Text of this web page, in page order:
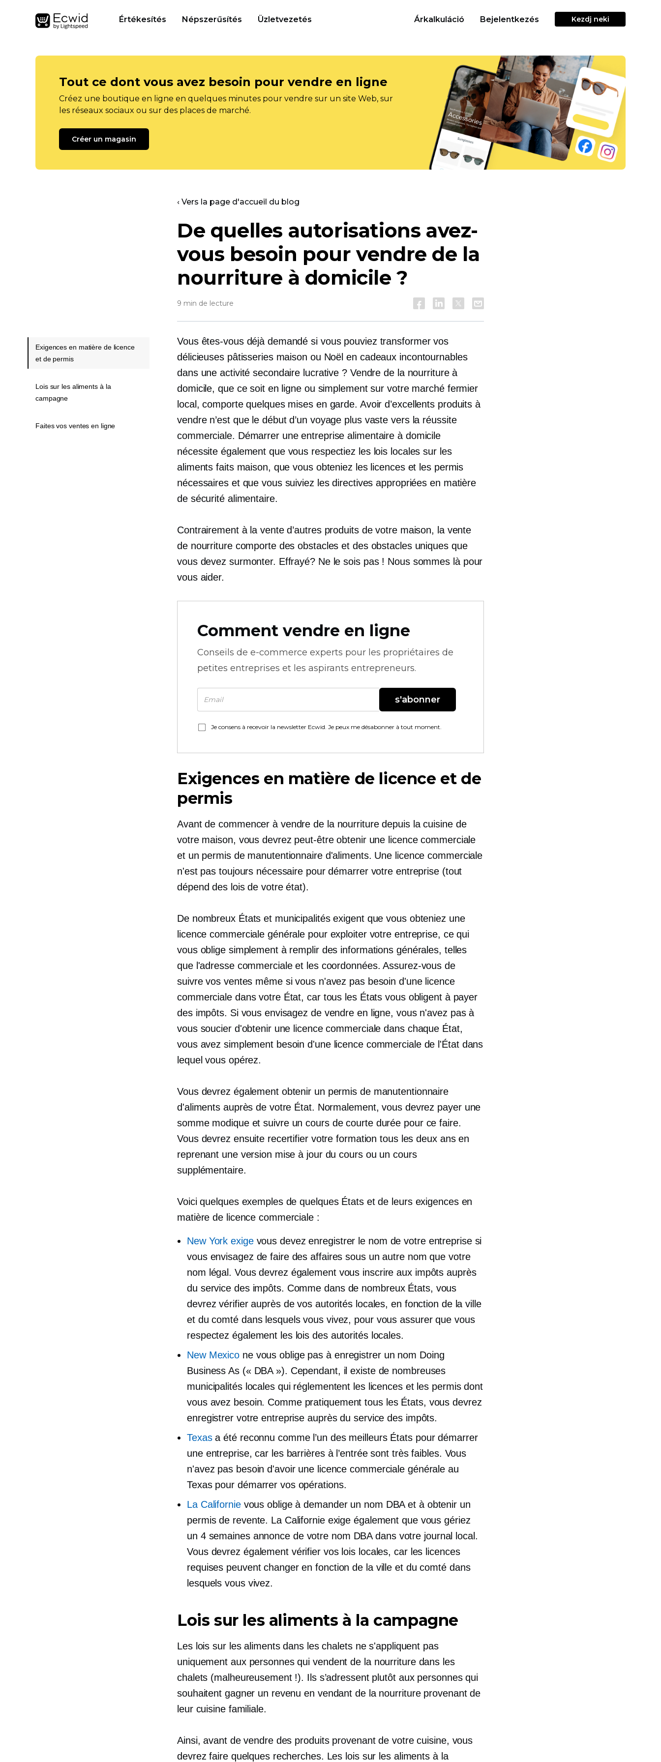
Értékesítés Népszerűsítés Üzletvezetés Árkalkuláció Bejelentkezés Kezdj neki
Tout ce dont vous avez besoin pour vendre en ligne
Créez une boutique en ligne en quelques minutes pour vendre sur un site Web, sur
les réseaux sociaux ou sur des places de marché.
Créer un magasin
‹ Vers la page d'accueil du blog
De quelles autorisations avez-
vous besoin pour vendre de la
nourriture à domicile ?
9 min de lecture
Vous êtes-vous déjà demandé si vous pouviez transformer vos
délicieuses pâtisseries maison ou Noël en cadeaux incontournables
dans une activité secondaire lucrative ? Vendre de la nourriture à
domicile, que ce soit en ligne ou simplement sur votre marché fermier
local, comporte quelques mises en garde. Avoir d’excellents produits à
vendre n’est que le début d’un voyage plus vaste vers la réussite
commerciale. Démarrer une entreprise alimentaire à domicile
nécessite également que vous respectiez les lois locales sur les
aliments faits maison, que vous obteniez les licences et les permis
nécessaires et que vous suiviez les directives appropriées en matière
de sécurité alimentaire.
Contrairement à la vente d’autres produits de votre maison, la vente
de nourriture comporte des obstacles et des obstacles uniques que
vous devez surmonter. Effrayé? Ne le sois pas ! Nous sommes là pour
vous aider.
Comment vendre en ligne
Conseils de e-commerce experts pour les propriétaires de
petites entreprises et les aspirants entrepreneurs.
s'abonner
Je consens à recevoir la newsletter Ecwid. Je peux me désabonner à tout moment.
Exigences en matière de licence et de
permis
Avant de commencer à vendre de la nourriture depuis la cuisine de
votre maison, vous devrez peut-être obtenir une licence commerciale
et un permis de manutentionnaire d'aliments. Une licence commerciale
n'est pas toujours nécessaire pour démarrer votre entreprise (tout
dépend des lois de votre état).
De nombreux États et municipalités exigent que vous obteniez une
licence commerciale générale pour exploiter votre entreprise, ce qui
vous oblige simplement à remplir des informations générales, telles
que l'adresse commerciale et les coordonnées. Assurez-vous de
suivre vos ventes même si vous n'avez pas besoin d'une licence
commerciale dans votre État, car tous les États vous obligent à payer
des impôts. Si vous envisagez de vendre en ligne, vous n'avez pas à
vous soucier d'obtenir une licence commerciale dans chaque État,
vous avez simplement besoin d'une licence commerciale de l'État dans
lequel vous opérez.
Vous devrez également obtenir un permis de manutentionnaire
d'aliments auprès de votre État. Normalement, vous devrez payer une
somme modique et suivre un cours de courte durée pour ce faire.
Vous devrez ensuite recertifier votre formation tous les deux ans en
reprenant une version mise à jour du cours ou un cours
supplémentaire.
Voici quelques exemples de quelques États et de leurs exigences en
matière de licence commerciale :
New York exigevous devez enregistrer le nom de votre entreprise si
vous envisagez de faire des affaires sous un autre nom que votre
nom légal. Vous devrez également vous inscrire aux impôts auprès
du service des impôts. Comme dans de nombreux États, vous
devrez vérifier auprès de vos autorités locales, en fonction de la ville
et du comté dans lesquels vous vivez, pour vous assurer que vous
respectez également les lois des autorités locales.
New Mexico ne vous oblige pas à enregistrer un nom Doing
Business As (« DBA »). Cependant, il existe de nombreuses
municipalités locales qui réglementent les licences et les permis dont
vous avez besoin. Comme pratiquement tous les États, vous devrez
enregistrer votre entreprise auprès du service des impôts.
Texasa été reconnu comme l’un des meilleurs États pour démarrer
une entreprise, car les barrières à l’entrée sont très faibles. Vous
n'avez pas besoin d'avoir une licence commerciale générale au
Texas pour démarrer vos opérations.
La Californievous oblige à demander un nom DBA et à obtenir un
permis de revente. La Californie exige également que vous gériez
un 4 semainesannonce de votre nom DBA dans votre journal local.
Vous devrez également vérifier vos lois locales, car les licences
requises peuvent changer en fonction de la ville et du comté dans
lesquels vous vivez.
Lois sur les aliments à la campagne
Les lois sur les aliments dans les chalets ne s'appliquent pas
uniquement aux personnes qui vendent de la nourriture dans les
chalets (malheureusement !). Ils s’adressent plutôt aux personnes qui
souhaitent gagner un revenu en vendant de la nourriture provenant de
leur cuisine familiale.
Ainsi, avant de vendre des produits provenant de votre cuisine, vous
devrez faire quelques recherches. Les lois sur les aliments à la
Exigences en matière de licence
et de permis
Lois sur les aliments à la
campagne
Faites vos ventes en ligne